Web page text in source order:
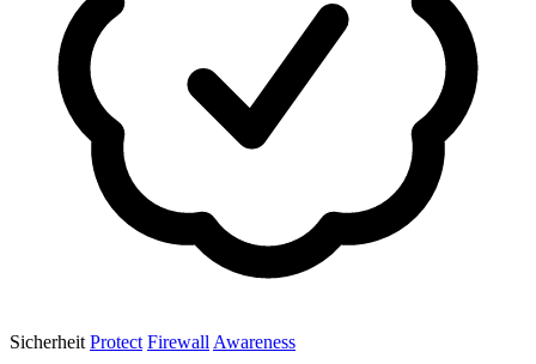
Sicherheit Protect Firewall Awareness